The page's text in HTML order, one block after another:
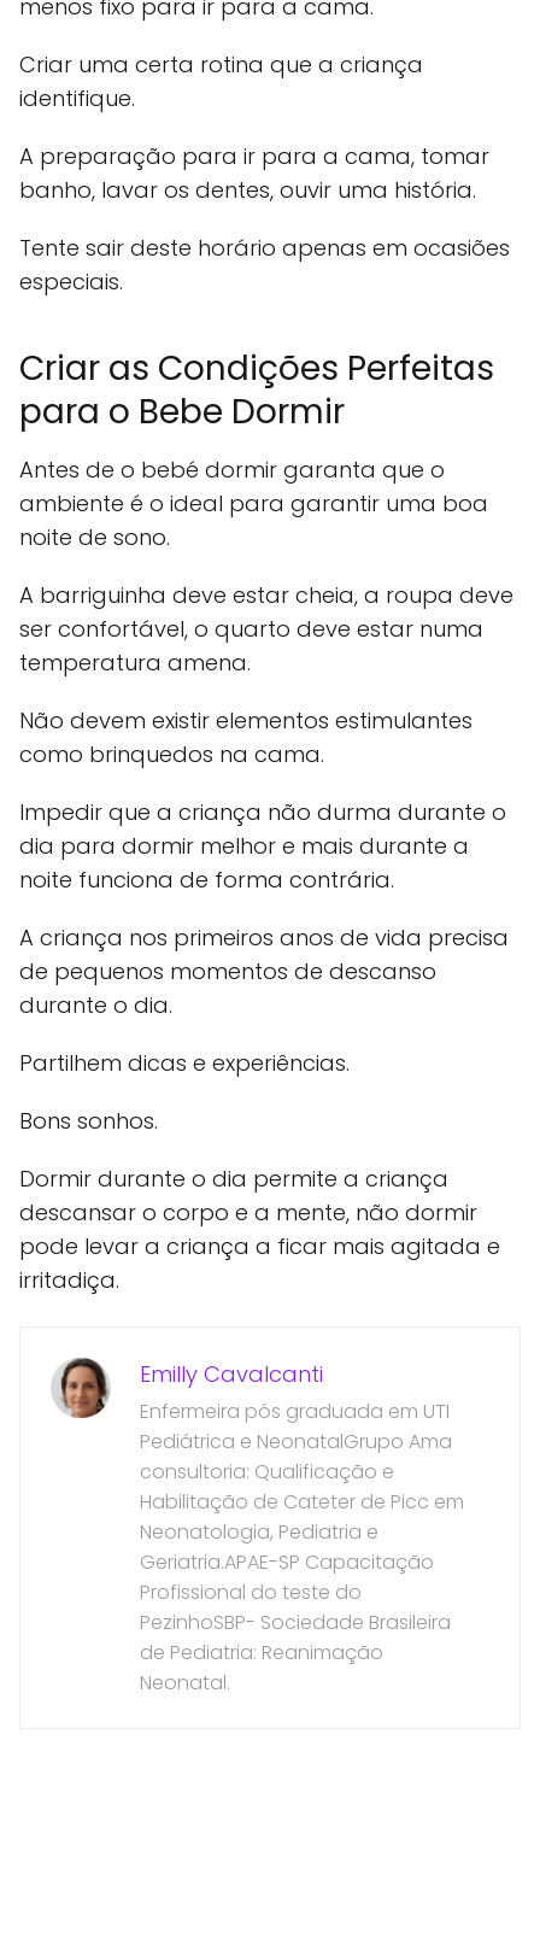
menos fixo para ir para a cama.
Criar uma certa rotina que a criança
identifique.
A preparação para ir para a cama, tomar
banho, lavar os dentes, ouvir uma história.
Tente sair deste horário apenas em ocasiões
especiais.
Criar as Condições Perfeitas
para o Bebe Dormir
Antes de o bebé dormir garanta que o
ambiente é o ideal para garantir uma boa
noite de sono.
A barriguinha deve estar cheia, a roupa deve
ser confortável, o quarto deve estar numa
temperatura amena.
Não devem existir elementos estimulantes
como brinquedos na cama.
Impedir que a criança não durma durante o
dia para dormir melhor e mais durante a
noite funciona de forma contrária.
A criança nos primeiros anos de vida precisa
de pequenos momentos de descanso
durante o dia.
Partilhem dicas e experiências.
Bons sonhos.
Dormir durante o dia permite a criança
descansar o corpo e a mente, não dormir
pode levar a criança a ficar mais agitada e
irritadiça.
Emilly Cavalcanti
Enfermeira pós graduada em UTI
Pediátrica e NeonatalGrupo Ama
consultoria: Qualificação e
Habilitação de Cateter de Picc em
Neonatologia, Pediatria e
Geriatria.APAE-SP Capacitação
Profissional do teste do
PezinhoSBP- Sociedade Brasileira
de Pediatria: Reanimação
Neonatal.